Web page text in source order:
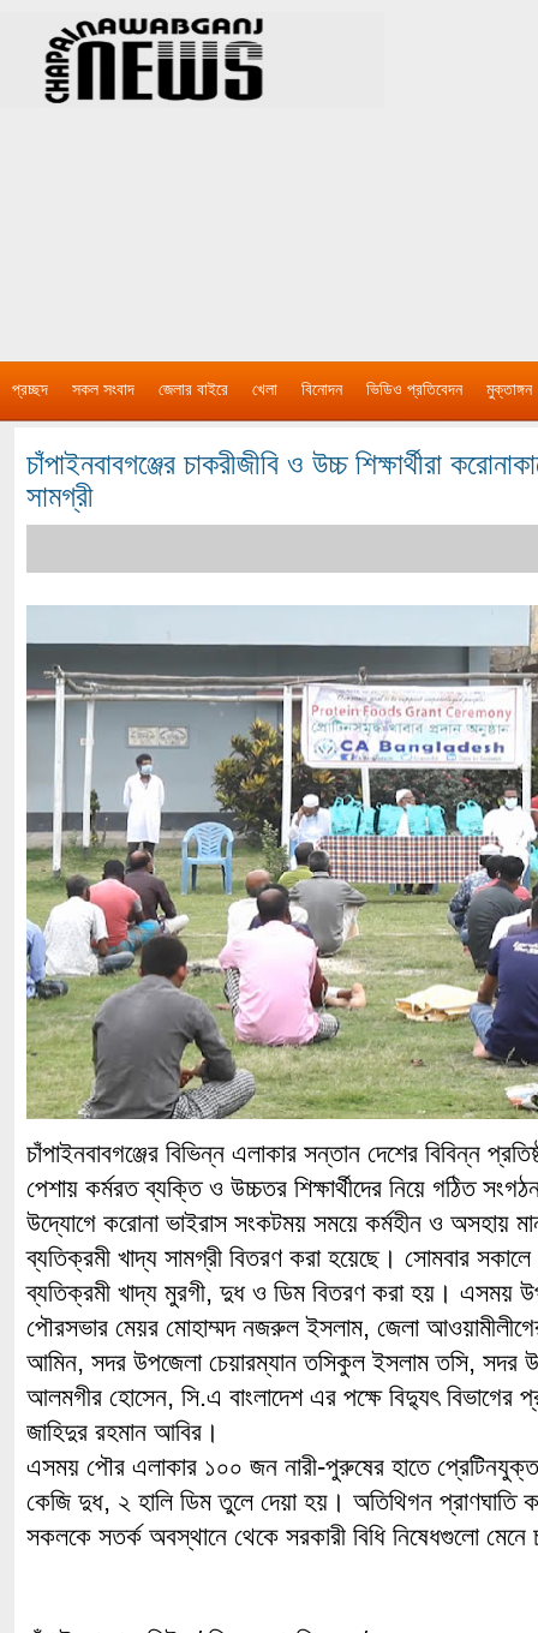
প্রচ্ছদ সকল সংবাদ জেলার বাইরে খেলা বিনোদন ভিডিও প্রতিবেদন মুক্তাঙ্গন
চাঁপাইনবাবগঞ্জের চাকরীজীবি ও উচ্চ শিক্ষার্থীরা
সামগ্রী
চাঁপাইনবাবগঞ্জের বিভিন্ন এলাকার সন্তান দেশের বিবিন্ন
পেশায় কর্মরত ব্যক্তি ও উচ্চতর শিক্ষার্থীদের নিয়ে গঠিত
উদ্যোগে করোনা ভাইরাস সংকটময় সময়ে কর্মহীন ও অসহায়
ব্যতিক্রমী খাদ্য সামগ্রী বিতরণ করা হয়েছে। সোমবার সকালে
ব্যতিক্রমী খাদ্য মুরগী, দুধ ও ডিম বিতরণ করা হয়। এসময়
পৌরসভার মেয়র মোহাম্মদ নজরুল ইসলাম, জেলা
আমিন, সদর উপজেলা চেয়ারম্যান তসিকুল ইসলাম তসি, সদর
আলমগীর হোসেন, সি.এ বাংলাদেশ এর পক্ষে বিদ্যুৎ
জাহিদুর রহমান আবির।
এসময় পৌর এলাকার ১০০ জন নারী-পুরুষের হাতে প্রেটিনযুক্ত
কেজি দুধ, ২ হালি ডিম তুলে দেয়া হয়। অতিথিগন প্রাণঘাতি
সকলকে সতর্ক অবস্থানে থেকে সরকারী বিধি নিষেধগুলো